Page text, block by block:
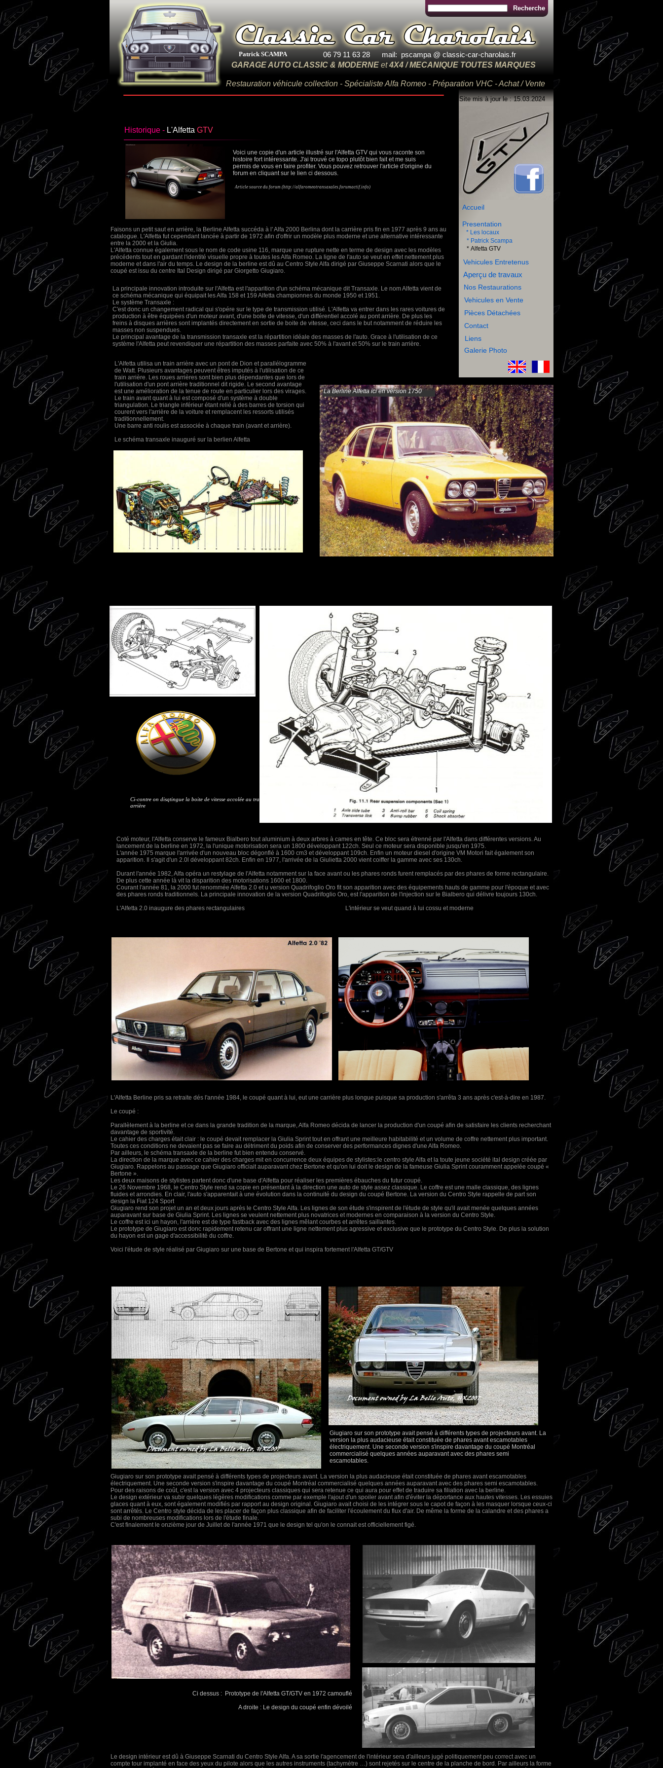
L'Alfetta utilisa un train arrière avec un pont de Dion et parallélogramme
de Watt. Plusieurs avantages peuvent êtres imputés à l'utilisation de ce
train arrière. Les roues arrières sont bien plus dépendantes que lors de
l'utilisation d'un pont arrière traditionnel dit rigide. Le second avantage
est une amélioration de la tenue de route en particulier lors des virages.
Le train avant quant à lui est composé d'un système à double
triangulation. Le triangle inférieur étant relié à des barres de torsion qui
courent vers l'arrière de la voiture et remplacent les ressorts utilisés
traditionnellement.
Une barre anti roulis est associée à chaque train (avant et arrière).
Le schéma transaxle inauguré sur la berlien Alfetta
La Berline Alfetta ici en version 1750
Le design intérieur est dû à Giuseppe Scarnati du Centro Style Alfa. A sa sortie l'agencement de l'intérieur sera d'ailleurs jugé politiquement peu correct avec un
compte tour implanté en face des yeux du pilote alors que les autres instruments (tachymètre …) sont rejetés sur le centre de la planche de bord. Par ailleurs la forme
Ci dessus : Prototype de l'Alfetta GT/GTV en 1972 camouflé
A droite : Le design du coupé enfin dévoilé
Giugiaro sur son prototype avait pensé à différents types de projecteurs avant. La
version la plus audacieuse était constituée de phares avant escamotables
électriquement. Une seconde version s'inspire davantage du coupé Montréal
commercialisé quelques années auparavant avec des phares semi
escamotables.
Giugiaro sur son prototype avait pensé à différents types de projecteurs avant. La version la plus audacieuse était constituée de phares avant escamotables
électriquement. Une seconde version s'inspire davantage du coupé Montréal commercialisé quelques années auparavant avec des phares semi escamotables.
Pour des raisons de coût, c'est la version avec 4 projecteurs classiques qui sera retenue ce qui aura pour effet de traduire sa filiation avec la berline.
Le design extérieur va subir quelques légères modifications comme par exemple l'ajout d'un spoiler avant afin d'éviter la déportance aux hautes vitesses. Les essuies
glaces quant à eux, sont également modifiés par rapport au design original. Giugiaro avait choisi de les intégrer sous le capot de façon à les masquer lorsque ceux-ci
sont arrêtés. Le Centro style décida de les placer de façon plus classique afin de faciliter l'écoulement du flux d'air. De même la forme de la calandre et des phares a
subi de nombreuses modifications lors de l'étude finale.
C'est finalement le onzième jour de Juillet de l'année 1971 que le design tel qu'on le connait est officiellement figé.
L'Alfetta Berline pris sa retraite dés l'année 1984, le coupé quant à lui, eut une carrière plus longue puisque sa production s'arrêta 3 ans après c'est-à-dire en 1987.
Le coupé :
Parallèlement à la berline et ce dans la grande tradition de la marque, Alfa Romeo décida de lancer la production d'un coupé afin de satisfaire les clients recherchant
davantage de sportivité.
Le cahier des charges était clair : le coupé devait remplacer la Giulia Sprint tout en offrant une meilleure habitabilité et un volume de coffre nettement plus important.
Toutes ces conditions ne devaient pas se faire au détriment du poids afin de conserver des performances dignes d'une Alfa Romeo.
Par ailleurs, le schéma transaxle de la berline fut bien entendu conservé.
La direction de la marque avec ce cahier des charges mit en concurrence deux équipes de stylistes:le centro style Alfa et la toute jeune société ital design créée par
Giugiaro. Rappelons au passage que Giugiaro officiait auparavant chez Bertone et qu'on lui doit le design de la fameuse Giulia Sprint couramment appelée coupé «
Bertone ».
Les deux maisons de stylistes partent donc d'une base d'Alfetta pour réaliser les premières ébauches du futur coupé.
Le 26 Novembre 1968, le Centro Style rend sa copie en présentant à la direction une auto de style assez classique. Le coffre est une malle classique, des lignes
fluides et arrondies. En clair, l'auto s'apparentait à une évolution dans la continuité du design du coupé Bertone. La version du Centro Style rappelle de part son
design la Fiat 124 Sport
Giugiaro rend son projet un an et deux jours après le Centro Style Alfa. Les lignes de son étude s'inspirent de l'étude de style qu'il avait menée quelques années
auparavant sur base de Giulia Sprint. Les lignes se veulent nettement plus novatrices et modernes en comparaison à la version du Centro Style.
Le coffre est ici un hayon, l'arrière est de type fastback avec des lignes mêlant courbes et arrêtes saillantes.
Le prototype de Giugiaro est donc rapidement retenu car offrant une ligne nettement plus agressive et exclusive que le prototype du Centro Style. De plus la solution
du hayon est un gage d'accessibilité du coffre.
Voici l'étude de style réalisé par Giugiaro sur une base de Bertone et qui inspira fortement l'Alfetta GT/GTV
Coté moteur, l'Alfetta conserve le fameux Bialbero tout aluminium à deux arbres à cames en tête. Ce bloc sera étrenné par l'Alfetta dans différentes versions. Au
lancement de la berline en 1972, la l'unique motorisation sera un 1800 développant 122ch. Seul ce moteur sera disponible jusqu'en 1975.
L'année 1975 marque l'arrivée d'un nouveau bloc dégonflé à 1600 cm3 et développant 109ch. Enfin un moteur diesel d'origine VM Motori fait également son
apparition. Il s'agit d'un 2.0l développant 82ch. Enfin en 1977, l'arrivée de la Giulietta 2000 vient coiffer la gamme avec ses 130ch.
Durant l'année 1982, Alfa opéra un restylage de l'Alfetta notamment sur la face avant ou les phares ronds furent remplacés par des phares de forme rectangulaire.
De plus cette année là vit la disparition des motorisations 1600 et 1800.
Courant l'année 81, la 2000 fut renommée Alfetta 2.0 et u version Quadrifoglio Oro fit son apparition avec des équipements hauts de gamme pour l'époque et avec
des phares ronds traditionnels. La principale innovation de la version Quadrifoglio Oro, est l'apparition de l'injection sur le Bialbero qui délivre toujours 130ch.
L'Alfetta 2.0 inaugure des phares rectangulaires L'intérieur se veut quand à lui cossu et moderne
Ci-contre on disqtingue la boite de vitesse accolée au train
arrière
Article source du forum (http://alfaromeotransaxales.forumactif.info)
Faisons un petit saut en arrière, la Berline Alfetta succéda à l' Alfa 2000 Berlina dont la carrière pris fin en 1977 après 9 ans au
catalogue. L'Alfetta fut cependant lancée à partir de 1972 afin d'offrir un modèle plus moderne et une alternative intéressante
entre la 2000 et la Giulia.
L'Alfetta connue également sous le nom de code usine 116, marque une rupture nette en terme de design avec les modèles
précédents tout en gardant l'identité visuelle propre à toutes les Alfa Romeo. La ligne de l'auto se veut en effet nettement plus
moderne et dans l'air du temps. Le design de la berline est dû au Centro Style Alfa dirigé par Giuseppe Scarnati alors que le
coupé est issu du centre Ital Design dirigé par Giorgetto Giugiaro.
Historique - L'Alfetta GTV
La principale innovation introduite sur l'Alfetta est l'apparition d'un schéma mécanique dit Transaxle. Le nom Alfetta vient de
ce schéma mécanique qui équipait les Alfa 158 et 159 Alfetta championnes du monde 1950 et 1951.
Le système Transaxle :
C'est donc un changement radical qui s'opére sur le type de transmission utilisé. L'Alfetta va entrer dans les rares voitures de
production à être équipées d'un moteur avant, d'une boite de vitesse, d'un différentiel accolé au pont arrière. De plus les
freins à disques arrières sont implantés directement en sortie de boite de vitesse, ceci dans le but notamment de réduire les
masses non suspendues.
Le principal avantage de la transmission transaxle est la répartition idéale des masses de l'auto. Grace à l'utilisation de ce
système l'Alfetta peut revendiquer une répartition des masses parfaite avec 50% à l'avant et 50% sur le train arrière.
Voici une copie d'un article illustré sur l'Alfetta GTV qui vous raconte son
histoire fort intéressante. J'ai trouvé ce topo plutôt bien fait et me suis
permis de vous en faire profiter. Vous pouvez retrouver l'article d'origine du
forum en cliquant sur le lien ci dessous.
Site mis à jour le : 15.03.2024
mail: pscampa @ classic-car-charolais.fr
06 79 11 63 28
Aperçu de travaux
Galerie Photo
Nos Restaurations
Pièces Détachées
GARAGE AUTO CLASSIC & MODERNEet4X4 / MECANIQUE TOUTES MARQUES
Restauration véhicule collection - Spécialiste Alfa Romeo - Préparation VHC - Achat / Vente
Liens
Contact
Vehicules en Vente
* Les locaux
* Alfetta GTV
* Patrick Scampa
Recherche
Accueil
Vehicules Entretenus
Presentation
Patrick SCAMPA